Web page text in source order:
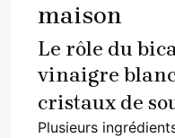
maison
Le rôle du
vinaigre
cristaux de
Plusieurs